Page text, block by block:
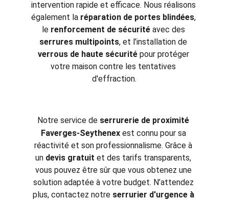
intervention rapide et efficace. Nous réalisons
également la réparation de portes blindées,
le renforcement de sécurité avec des
serrures multipoints, et l’installation de
verrous de haute sécurité pour protéger
votre maison contre les tentatives
d'effraction.
Notre service de serrurerie de proximité
Faverges-Seythenex est connu pour sa
réactivité et son professionnalisme. Grâce à
un devis gratuit et des tarifs transparents,
vous pouvez être sûr que vous obtenez une
solution adaptée à votre budget. N’attendez
plus, contactez notre serrurier d'urgence à